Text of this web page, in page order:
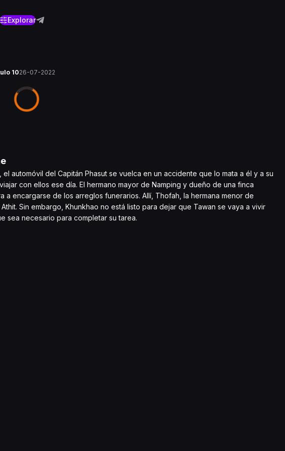
Explorar
1026-07-2022
automóvil del Capitán Phasut se vuelca en un accidente que lo mata a él y a su
con ellos ese día. El hermano mayor de Namping y dueño de una finca
encargarse de los arreglos funerarios. Allí, Thofah, la hermana menor de
Sin embargo, Khunkhao no está listo para dejar que Tawan se vaya a vivir
sea necesario para completar su tarea.